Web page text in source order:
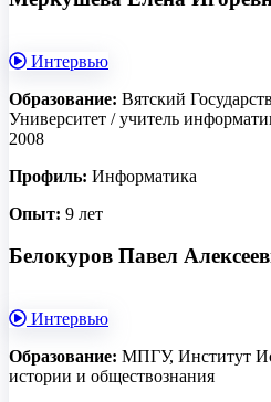
Интервью
Образование: Вятский
Университет / учитель
2008
Профиль: Информатика
Опыт: 9 лет
Белокуров Павел
Интервью
Образование: МПГУ, Институт
истории и обществознания